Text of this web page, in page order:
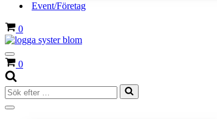
Event/Företag
Varukorg
0
Navigeringsmeny
Varukorg
0
Sök
efter
…Navigeringsmeny